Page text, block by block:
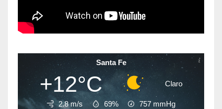
Santa Fe
+12°C Claro
2.8 m/s 69% 757 mmHg